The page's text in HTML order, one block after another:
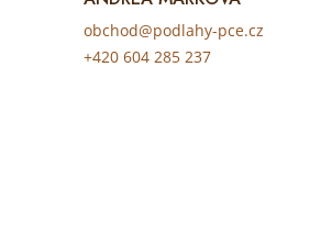
obchod@podlahy-pce.cz
+420 604 285 237